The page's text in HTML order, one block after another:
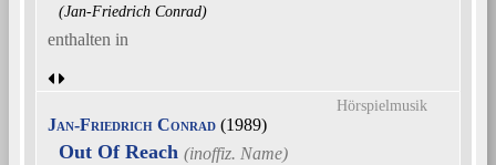
(Jan-Friedrich Conrad)
enthalten in
Hörspielmusik
Jan-Friedrich Conrad (1989)
Out Of Reach